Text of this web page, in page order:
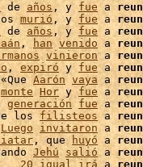
de años, y fue a
murió , y fue a
de años , y fue a
, han venido a
vinieron a
, expiró y fue a
Aarón vaya a
monte Hor y fue a
generación fue a
los filisteos a
Luego invitaron a
, que huyó a
Jehú salió a
20 igual irá a